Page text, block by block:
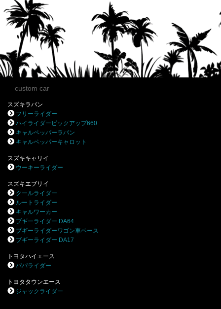
custom car
スズキラパン
フリーライダー
ハイライダーピックアップ660
キャルペッパーラパン
キャルペッパーキャロット
スズキキャリイ
ウーキーライダー
スズキエブリイ
クールライダー
ルートライダー
キャルワーカー
ブギーライダー DA64
ブギーライダーワゴン車ベース
ブギーライダー DA17
トヨタハイエース
パパライダー
トヨタタウンエース
ジャックライダー